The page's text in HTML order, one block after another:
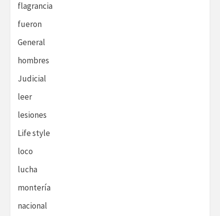
flagrancia
fueron
General
hombres
Judicial
leer
lesiones
Life style
loco
lucha
montería
nacional